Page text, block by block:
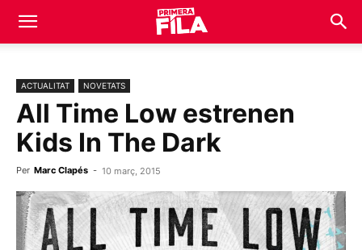
ACTUALITAT NOVETATS
All Time Low estrenen
Kids In The Dark
Per Marc Clapés - 10 març, 2015